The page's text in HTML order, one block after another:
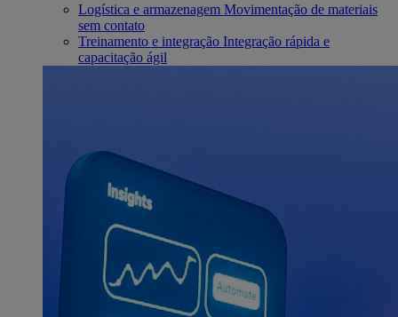
Logística e armazenagem Movimentação de materiais
sem contato
Treinamento e integração Integração rápida e
capacitação ágil